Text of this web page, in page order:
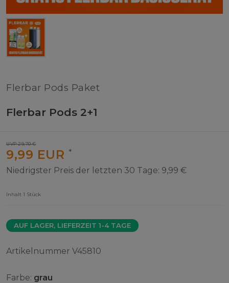
Flerbar Pods Paket
Flerbar Pods 2+1
UVP 29,70 €
9,99 EUR *
Niedrigster Preis der letzten 30 Tage: 9,99 €
Inhalt 1 Stück
AUF LAGER, LIEFERZEIT 1-4 TAGE
Artikelnummer V45810
Farbe: grau